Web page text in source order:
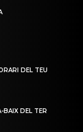
DEL TEU
BAIX DEL TER